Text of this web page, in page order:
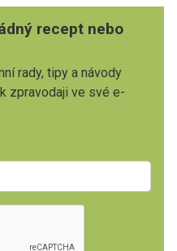
recept nebo
rady, tipy a návody
zpravodaji ve své e-